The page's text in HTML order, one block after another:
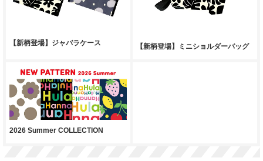
【新柄登場】ジャバラケース 【新柄登場】ミニショルダーバッグ
2026 Summer COLLECTION